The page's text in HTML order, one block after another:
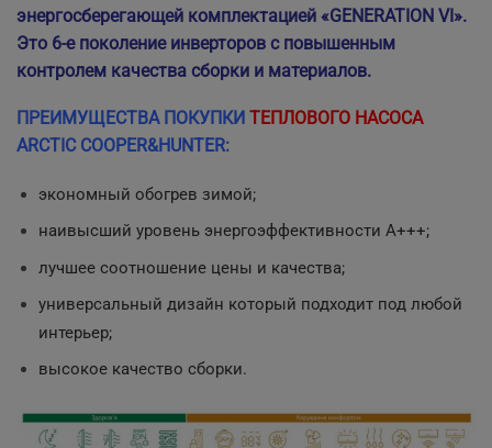
энергосберегающей комплектацией «GENERATION VI».
Это 6-е поколение инверторов с повышенным
контролем качества сборки и материалов.
ПРЕИМУЩЕСТВА ПОКУПКИ ТЕПЛОВОГО НАСОСА
ARCTIC COOPER&HUNTER:
экономный обогрев зимой;
наивысший уровень энергоэффективности А+++;
лучшее соотношение цены и качества;
универсальный дизайн который подходит под любой
интерьер;
высокое качество сборки.